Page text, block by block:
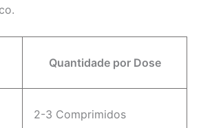
Quantidade por Dose
2-3 Comprimidos